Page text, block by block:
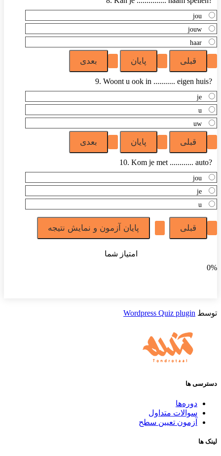
jou
jouw
haar
9. Woont u ook in ........... eigen huis?
je
u
uw
10. Kom je met ............ auto?
jou
je
u
امتیاز شما
0%
توسط Wordpress Quiz plugin
دسترسی ها
دوره‌ها
سوالات متداول
آزمون تعیین سطح
لینک ها